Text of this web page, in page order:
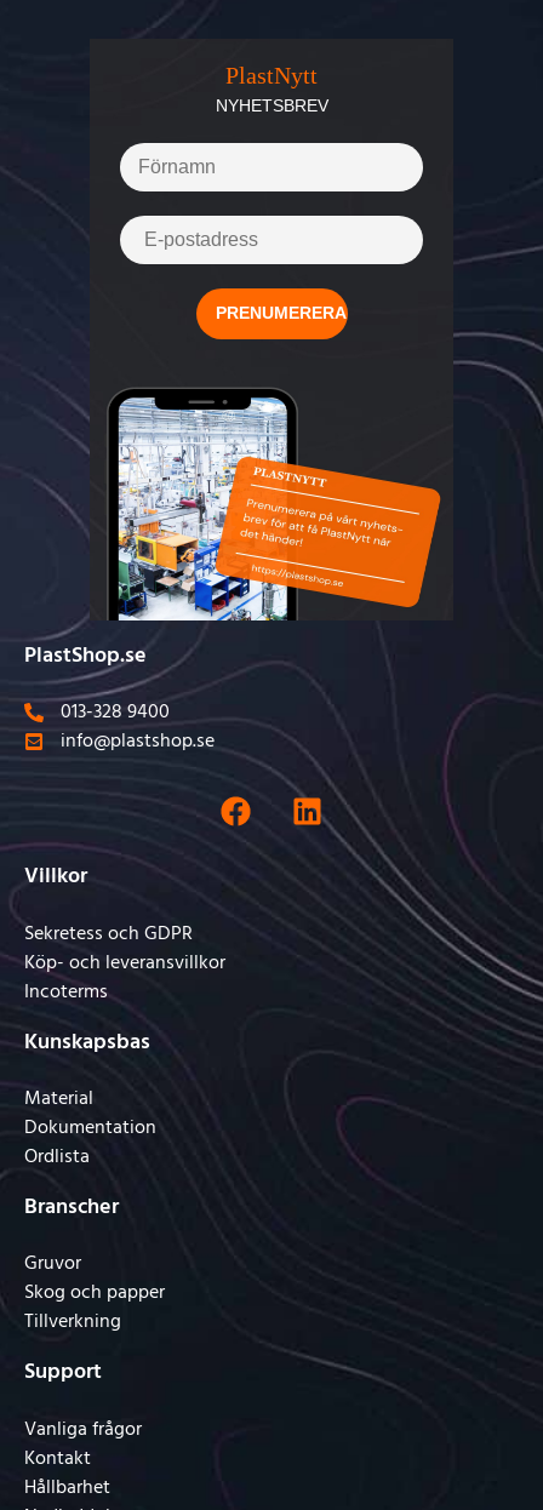
PlastNytt
NYHETSBREV
PlastShop.se
013-328 9400
info@plastshop.se
Villkor
Sekretess och GDPR
Köp- och leveransvillkor
Incoterms
Kunskapsbas
Material
Dokumentation
Ordlista
Branscher
Gruvor
Skog och papper
Tillverkning
Support
Vanliga frågor
Kontakt
Hållbarhet